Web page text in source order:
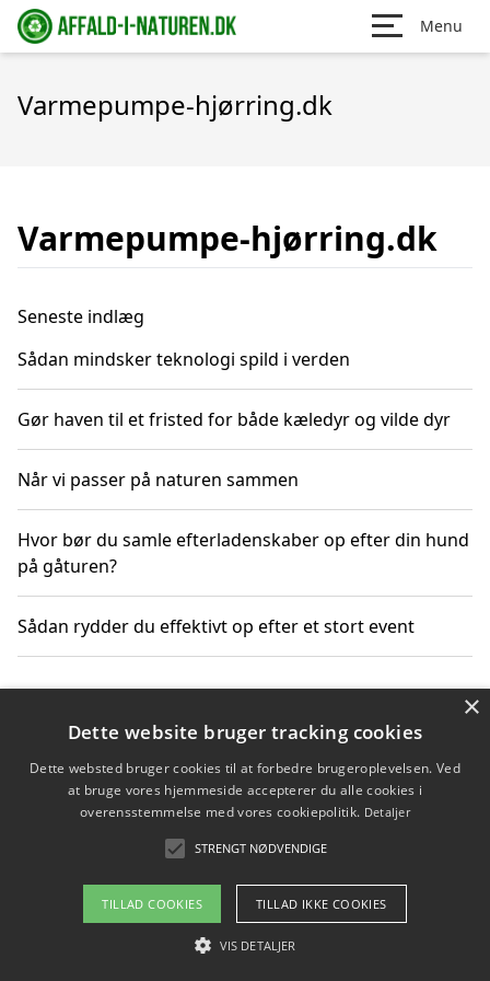
Menu
Varmepumpe-hjørring.dk
Varmepumpe-hjørring.dk
Seneste indlæg
Sådan mindsker teknologi spild i verden
Gør haven til et fristed for både kæledyr og vilde dyr
Når vi passer på naturen sammen
Hvor bør du samle efterladenskaber op efter din hund
på gåturen?
Sådan rydder du effektivt op efter et stort event
Copyright 2026 - Pilanto Aps
Om / kontakt
Blog Betingelser
×
Dette website bruger tracking cookies
Dette websted bruger cookies til at forbedre brugeroplevelsen. Ved
at bruge vores hjemmeside accepterer du alle cookies i
overensstemmelse med vores cookiepolitik. Detaljer
STRENGT NØDVENDIGE
TILLAD COOKIES TILLAD IKKE COOKIES
VIS DETALJER